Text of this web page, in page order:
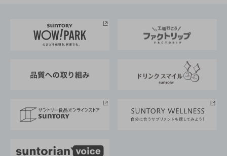
地域情報
サントリーサンバーズ大阪
サントリーが考えるサステナビリティ経営
企業概要
採用情報